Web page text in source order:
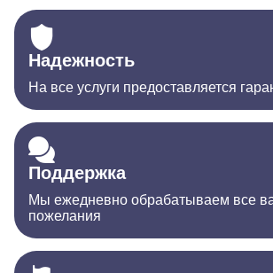
Надежность
На все услуги предоставляется
Поддержка
Мы ежедневно обрабатываем все
пожелания